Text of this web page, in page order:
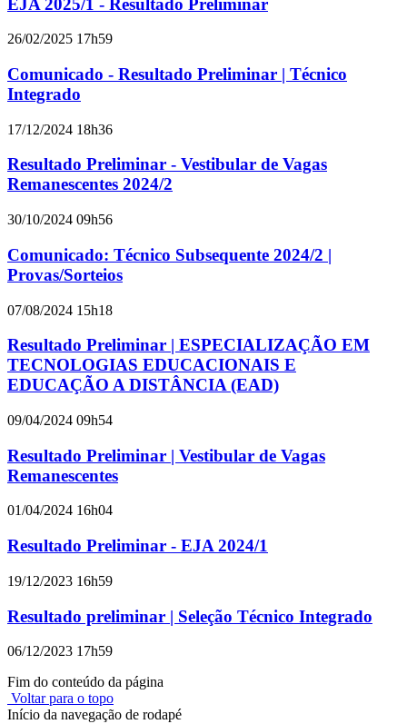
26/02/2025 17h59
Comunicado - Resultado Preliminar | Técnico
Integrado
17/12/2024 18h36
Resultado Preliminar - Vestibular de Vagas
Remanescentes 2024/2
30/10/2024 09h56
Comunicado: Técnico Subsequente 2024/2 |
Provas/Sorteios
07/08/2024 15h18
Resultado Preliminar | ESPECIALIZAÇÃO EM
TECNOLOGIAS EDUCACIONAIS E
EDUCAÇÃO A DISTÂNCIA (EAD)
09/04/2024 09h54
Resultado Preliminar | Vestibular de Vagas
Remanescentes
01/04/2024 16h04
Resultado Preliminar - EJA 2024/1
19/12/2023 16h59
Resultado preliminar | Seleção Técnico Integrado
06/12/2023 17h59
Fim do conteúdo da página
Voltar para o topo
Início da navegação de rodapé